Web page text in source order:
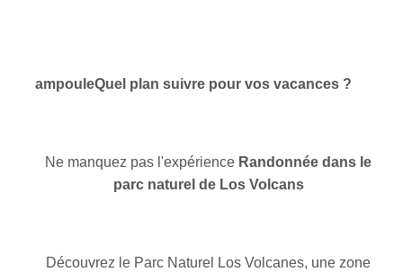
ampouleQuel plan suivre pour vos vacances ?
Ne manquez pas l'expérience Randonnée dans le
parc naturel de Los Volcans
Découvrez le Parc Naturel Los Volcanes, une zone